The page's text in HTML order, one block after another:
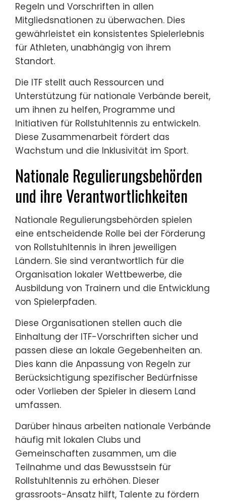
Regeln und Vorschriften in allen
Mitgliedsnationen zu überwachen. Dies
gewährleistet ein konsistentes Spielerlebnis
für Athleten, unabhängig von ihrem
Standort.
Die ITF stellt auch Ressourcen und
Unterstützung für nationale Verbände bereit,
um ihnen zu helfen, Programme und
Initiativen für Rollstuhltennis zu entwickeln.
Diese Zusammenarbeit fördert das
Wachstum und die Inklusivität im Sport.
Nationale Regulierungsbehörden
und ihre Verantwortlichkeiten
Nationale Regulierungsbehörden spielen
eine entscheidende Rolle bei der Förderung
von Rollstuhltennis in ihren jeweiligen
Ländern. Sie sind verantwortlich für die
Organisation lokaler Wettbewerbe, die
Ausbildung von Trainern und die Entwicklung
von Spielerpfaden.
Diese Organisationen stellen auch die
Einhaltung der ITF-Vorschriften sicher und
passen diese an lokale Gegebenheiten an.
Dies kann die Anpassung von Regeln zur
Berücksichtigung spezifischer Bedürfnisse
oder Vorlieben der Spieler in diesem Land
umfassen.
Darüber hinaus arbeiten nationale Verbände
häufig mit lokalen Clubs und
Gemeinschaften zusammen, um die
Teilnahme und das Bewusstsein für
Rollstuhltennis zu erhöhen. Dieser
grassroots-Ansatz hilft, Talente zu fördern